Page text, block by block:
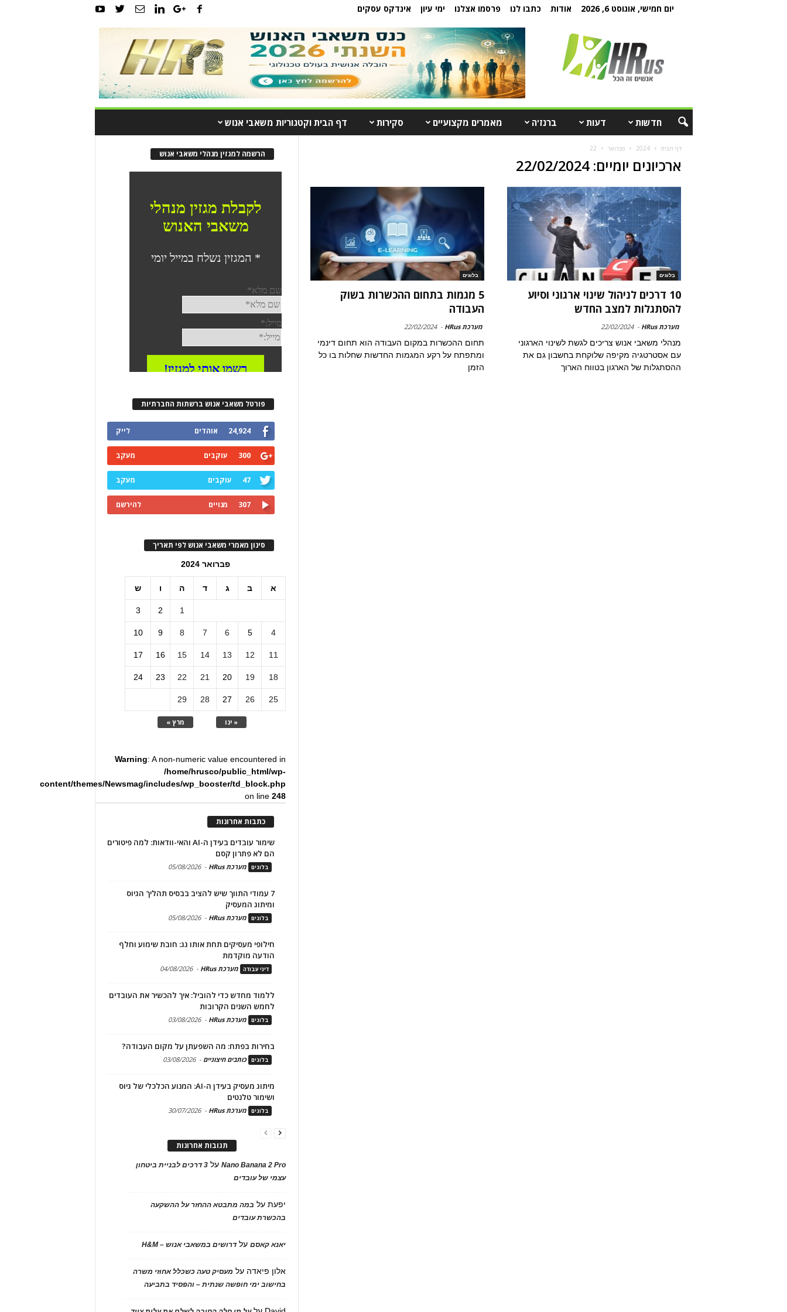
יום חמישי, אוגוסט 6, 2026 אודות כתבו לנו פרסמו אצלנו ימי עיון אינדקס עסקים
חדשות דעות ברנז'ה מאמרים מקצועיים סקירות דף הבית וקטגוריות משאבי אנוש
דף הבית 2024 פברואר 22
ארכיונים יומיים: 22/02/2024
בלוגים
10 דרכים לניהול שינוי ארגוני וסיוע
להסתגלות למצב החדש
מערכת HRus -
22/02/2024
מנהלי משאבי אנוש צריכים לגשת לשינוי הארגוני
עם אסטרטגיה מקיפה שלוקחת בחשבון גם את
ההסתגלות של הארגון בטווח הארוך
בלוגים
5 מגמות בתחום ההכשרות בשוק
העבודה
מערכת HRus -
22/02/2024
תחום ההכשרות במקום העבודה הוא תחום דינמי
ומתפתח על רקע המגמות החדשות שחלות בו כל
הזמן
הרשמה למגזין מנהלי משאבי אנוש
פורטל משאבי אנוש ברשתות החברתיות
24,924 אוהדים לייק
300 עוקבים מעקב
47 עוקבים מעקב
307 מנויים להירשם
סינון מאמרי משאבי אנוש לפי תאריך
פברואר 2024
א ב ג ד ה ו ש
« ינו מרץ »
1
2
3
4
5
6
7
8
9
10
11
12
13
14
15
16
17
18
19
20
21
22
23
24
25
26
27
28
29
Warning: A non-numeric value encountered in
/home/hrusco/public_html/wp-
content/themes/Newsmag/includes/wp_booster/td_block.php
on line248
כתבות אחרונות
שימור עובדים בעידן ה-AI והאי-וודאות: למה פיטורים
הם לא פתרון קסם
בלוגים מערכת HRus -
05/08/2026
7 עמודי התווך שיש להציב בבסיס תהליך הגיוס
ומיתוג המעסיק
בלוגים מערכת HRus -
05/08/2026
חילופי מעסיקים תחת אותו גג: חובת שימוע וחלף
הודעה מוקדמת
דיני עבודה מערכת HRus -
04/08/2026
ללמוד מחדש כדי להוביל: איך להכשיר את העובדים
לחמש השנים הקרובות
בלוגים מערכת HRus -
03/08/2026
בחירות בפתח: מה השפעתן על מקום העבודה?
בלוגים כותבים חיצוניים -
03/08/2026
מיתוג מעסיק בעידן ה-AI: המנוע הכלכלי של גיוס
ושימור טלנטים
בלוגים מערכת HRus -
30/07/2026
תגובות אחרונות
Nano Banana 2 Proעל
3 דרכים לבניית ביטחון
עצמי של עובדים
יפעתעל במה מתבטא ההחזר על ההשקעה
בהכשרת עובדים
יאנא קאסםעלדרושים במשאבי אנוש – H&M
אלון פיאדה על מעסיק טעה כשכלל אחוזי משרה
בחישוב ימי חופשה שנתית – והפסיד בתביעה